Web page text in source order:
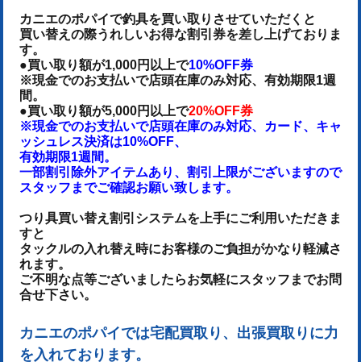
カニエのポパイで釣具を買い取りさせていただくと
買い替えの際うれしいお得な割引券を差し上げておりま
す。
●買い取り額が1,000円以上で10%OFF券
※現金でのお支払いで店頭在庫のみ対応、有効期限1週
間。
●買い取り額が5,000円以上で20%OFF券
※現金でのお支払いで店頭在庫のみ対応、カード、キャ
ッシュレス決済は10%OFF、
有効期限1週間。
一部割引除外アイテムあり、割引上限がございますので
スタッフまでご確認お願い致します。
つり具買い替え割引システムを上手にご利用いただきま
すと
タックルの入れ替え時にお客様のご負担がかなり軽減さ
れます。
ご不明な点等ございましたらお気軽にスタッフまでお問
合せ下さい。
カニエのポパイでは宅配買取り、出張買取りに力
を入れております。